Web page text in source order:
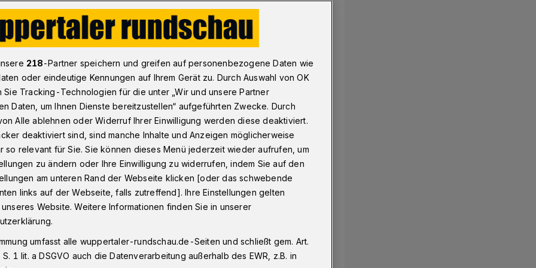
von Wendt
Entschuldigung
der Deutschen
zu den Demonstrationen am
schlagen weiter hohe Wellen.
der SPD-Landtagsabgeordnete
an Oberbürgermeister Peter Jung, zur
aufgerufen zu haben.
218-Partner speichern und greifen auf personenbezogene Daten wie
oder eindeutige Kennungen auf Ihrem Gerät zu. Durch Auswahl von OK
Sie Tracking-Technologien für die unter „Wir und unsere Partner
Daten, um Ihnen Dienste bereitzustellen“ aufgeführten Zwecke. Durch
Alle ablehnen oder Widerruf Ihrer Einwilligung werden diese deaktiviert.
deaktiviert sind, sind manche Inhalte und Anzeigen möglicherweise
so relevant für Sie. Sie können dieses Menü jederzeit wieder aufrufen, um
zu ändern oder Ihre Einwilligung zu widerrufen, indem Sie auf den
am unteren Rand der Webseite klicken [oder das schwebende
links auf der Webseite, falls zutreffend]. Ihre Einstellungen gelten
Website. Weitere Informationen finden Sie in unserer
umfasst alle wuppertaler-rundschau.de-Seiten und schließt gem. Art.
1 lit. a DSGVO auch die Datenverarbeitung außerhalb des EWR, z.B. in